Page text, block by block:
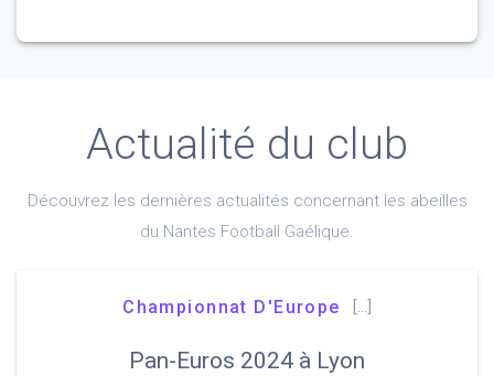
Actualité du club
Découvrez les dernières actualités concernant les abeilles
du Nantes Football Gaélique.
Championnat D'Europe
Pan-Euros 2024 à Lyon